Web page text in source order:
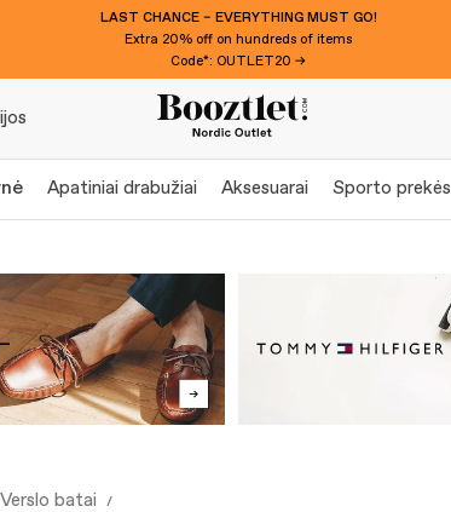
LAST CHANCE – EVERYTHING MUST GO!
Extra 20% off on hundreds of items
Code*: OUTLET20 →
Apatiniai drabužiai Aksesuarai Sporto prekės
Verslo batai